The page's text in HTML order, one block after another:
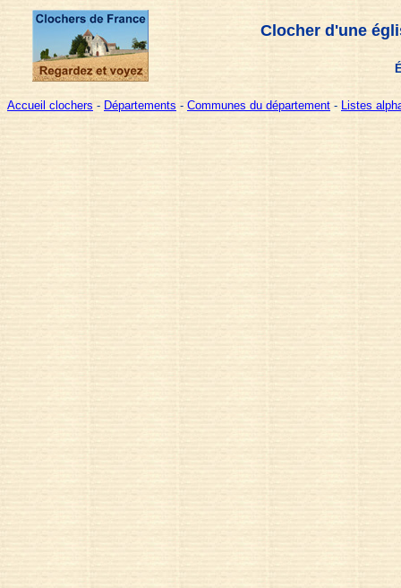
Clocher d'une
Accueil clochers - Départements - Communes du département - Listes